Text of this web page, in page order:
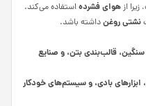
ازهوای فشردهاستفاده می‌کند.
نشتی روغنداشته باشد.
قالب‌بندی بتن، و صنایع
بادی، و سیستم‌های خودکار